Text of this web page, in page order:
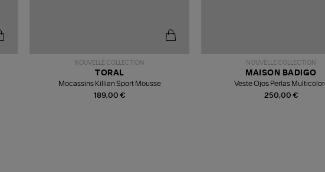
NOUVELLE COLLECTION
189,00 €
TORAL
Mocassins Killian Sport Mousse
NOUVELLE COLLECTION
250,00 €
MAISON BADIGO
Veste Ojos Perlas